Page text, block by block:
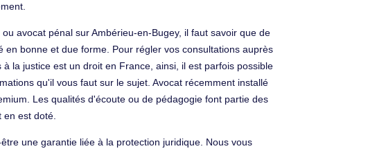
avocat pénal sur Ambérieu-en-Bugey, il faut savoir que de
bonne et due forme. Pour régler vos consultations auprès
la justice est un droit en France, ainsi, il est parfois possible
qu'il vous faut sur le sujet. Avocat récemment installé
Les qualités d'écoute ou de pédagogie font partie des
est doté.
une garantie liée à la protection juridique. Nous vous